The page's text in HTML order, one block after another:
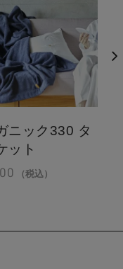
ニック330 タ
ット
（税込）